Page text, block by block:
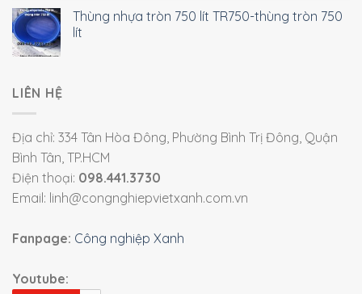
Thùng nhựa tròn 750 lít TR750-thùng tròn 750
lít
LIÊN HỆ
Địa chỉ: 334 Tân Hòa Đông, Phường Bình Trị Đông, Quận
Bình Tân, TP.HCM
Điện thoại: 098.441.3730
Email: linh@congnghiepvietxanh.com.vn
Fanpage: Công nghiệp Xanh
Youtube: